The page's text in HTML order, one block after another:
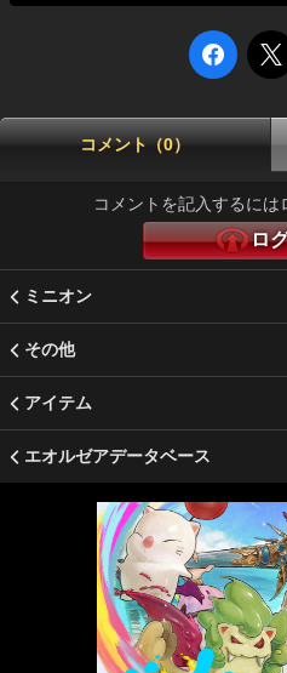
コメント（0）
コメントを記入するには
ロ
ミニオン
その他
アイテム
エオルゼアデータベース